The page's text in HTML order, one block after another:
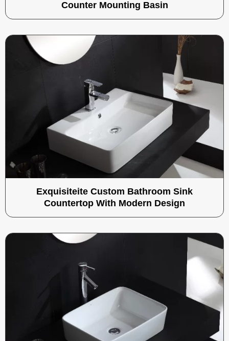
Counter Mounting Basin
Exquisiteite Custom Bathroom Sink
Countertop With Modern Design